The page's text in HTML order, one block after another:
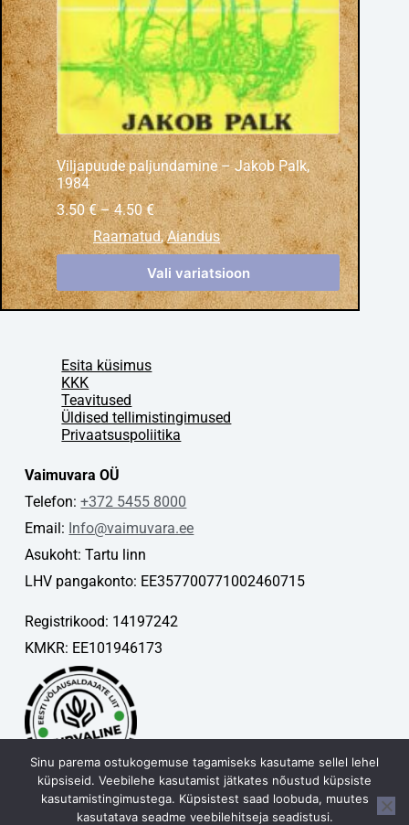
Viljapuude paljundamine – Jakob Palk,
1984
3.50€ – 4.50€
Raamatud,Aiandus
Vali variatsioon
Esita küsimus
KKK
Teavitused
Üldised tellimistingimused
Privaatsuspoliitika
Vaimuvara OÜ
Telefon:+372 5455 8000
Email: Info@vaimuvara.ee
Asukoht: Tartu linn
LHV pangakonto: EE357700771002460715
Registrikood: 14197242
KMKR: EE101946173
Vaimuvara OÜ © 2026
Sinu parema ostukogemuse tagamiseks kasutame sellel lehel
küpsiseid. Veebilehe kasutamist jätkates nõustud küpsiste
kasutamistingimustega. Küpsistest saad loobuda, muutes
kasutatava seadme veebilehitseja seadistusi.